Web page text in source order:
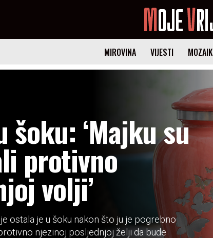
MIROVINA VIJESTI MOZAIK
šoku: ‘Majku su
protivno
volji’
ostala je u šoku nakon što ju je pogrebno
njezinoj posljednjoj želji da bude